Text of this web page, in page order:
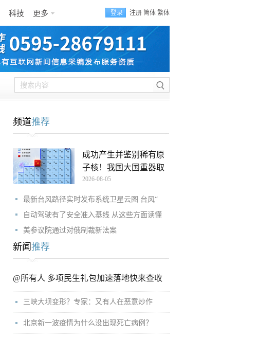
科技 更多 登录 注册 简体 繁体
频道推荐
成功产生并鉴别稀有原
子核！我国大国重器取
2026-08-05
最新台风路径实时发布系统卫星云图 台风“
自动驾驶有了安全准入基线 从这些方面读懂
美参议院通过对俄制裁新法案
新闻 推荐
@所有人 多项民生礼包加速落地快来查收
三峡大坝变形？专家：又有人在恶意炒作
北京新一波疫情为什么没出现死亡病例？